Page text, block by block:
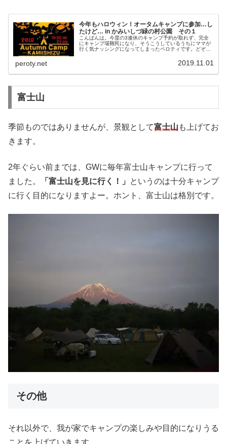
今年もハロウィン！オータムキャンプに参加…し
たけど… in かみいしづ緑の村公園 その１
こんばんは。今度の3連休のキャンプ予約が取れず、完全
にキャンプ場難民になり、そうこうしているうちにママが
行く気ナッシングになってしまったペロティです。どぞ、
peroty.net 2019.11.01
富士山
季節ものではありませんが、景観として富士山も上げてお
きます。
2年ぐらい前までは、GWに毎年富士山キャンプに行って
ました。
「富士山を見に行く！」
というのは十分キャンプ
に行く目的になりますよー。ホント、富士山は格別です。
その他
それ以外で、我が家でキャンプの楽しみや目的になりうる
ことを上げていきます